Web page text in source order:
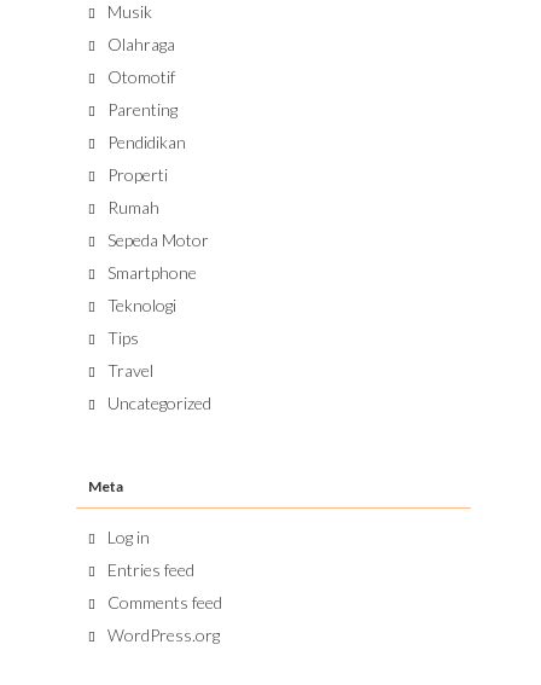
Musik
Olahraga
Otomotif
Parenting
Pendidikan
Properti
Rumah
Sepeda Motor
Smartphone
Teknologi
Tips
Travel
Uncategorized
Meta
Log in
Entries feed
Comments feed
WordPress.org